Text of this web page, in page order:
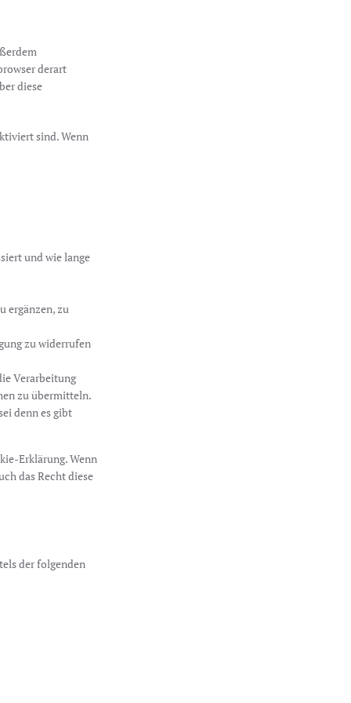
derart
diese
sind. Wenn
und wie lange
ergänzen, zu
zu widerrufen
Verarbeitung
zu übermitteln.
denn es gibt
Erklärung. Wenn
das Recht diese
der folgenden